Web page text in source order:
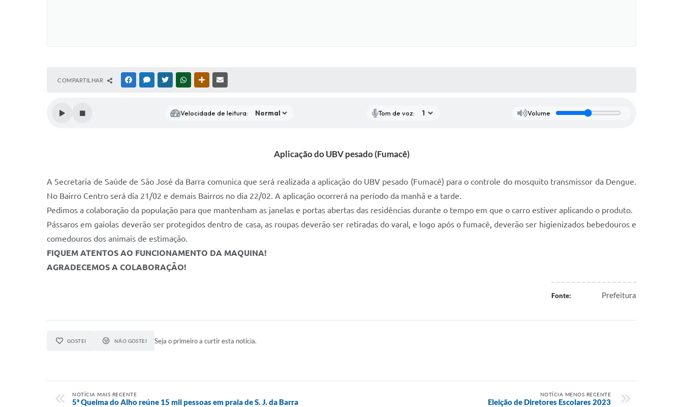
COMPARTILHAR FACEBOOKMESSENGER
TWITTERWHATSAPPOUTRAS MÍDIAS
Velocidade de leitura: Tom de voz: Volume
Aplicação do UBV pesado (Fumacê)
A Secretaria de Saúde de São José da Barra comunica que será realizada a aplicação do UBV pesado (Fumacê) para o controle do mosquito transmissor da Dengue.
No Bairro Centro será dia 21/02 e demais Bairros no dia 22/02. A aplicação ocorrerá na período da manhã e a tarde.
Pedimos a colaboração da população para que mantenham as janelas e portas abertas das residências durante o tempo em que o carro estiver aplicando o produto.
Pássaros em gaiolas deverão ser protegidos dentro de casa, as roupas deverão ser retiradas do varal, e logo após o fumacê, deverão ser higienizados bebedouros e
comedouros dos animais de estimação.
FIQUEM ATENTOS AO FUNCIONAMENTO DA MAQUINA!
AGRADECEMOS A COLABORAÇÃO!
Fonte: Prefeitura
GOSTEI NÃO GOSTEI Seja o primeiro a curtir esta notícia.
NOTÍCIA MAIS RECENTE
5ª Queima do Alho reúne 15 mil pessoas em praia de S. J. da Barra
NOTÍCIA MENOS RECENTE
Eleição de Diretores Escolares 2023